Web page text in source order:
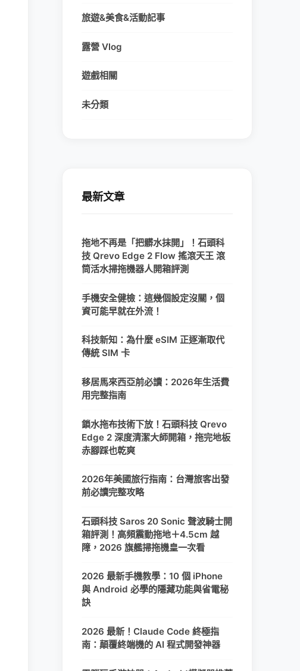
旅遊&美食&活動記事
露營 Vlog
遊戲相關
未分類
最新文章
拖地不再是「把髒水抹開」！石頭科
技 Qrevo Edge 2 Flow 搖滾天王 滾
筒活水掃拖機器人開箱評測
手機安全健檢：這幾個設定沒關，個
資可能早就在外流！
科技新知：為什麼 eSIM 正逐漸取代
傳統 SIM 卡
移居馬來西亞前必讀：2026年生活費
用完整指南
鎖水拖布技術下放！石頭科技 Qrevo
Edge 2 深度清潔大師開箱，拖完地板
赤腳踩也乾爽
2026年美國旅行指南：台灣旅客出發
前必讀完整攻略
石頭科技 Saros 20 Sonic 聲波騎士開
箱評測！高頻震動拖地＋4.5cm 越
障，2026 旗艦掃拖機皇一次看
2026 最新手機教學：10 個 iPhone
與 Android 必學的隱藏功能與省電秘
訣
2026 最新！Claude Code 終極指
南：顛覆終端機的 AI 程式開發神器